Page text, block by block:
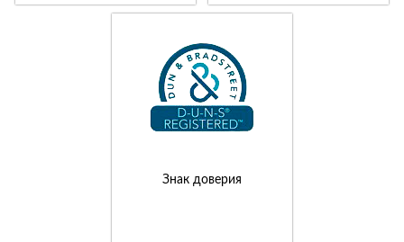
Знак доверия